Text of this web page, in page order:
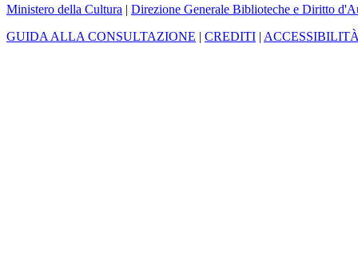
Ministero della Cultura | Direzione Generale Biblioteche e Diritto
GUIDA ALLA CONSULTAZIONE | CREDITI |